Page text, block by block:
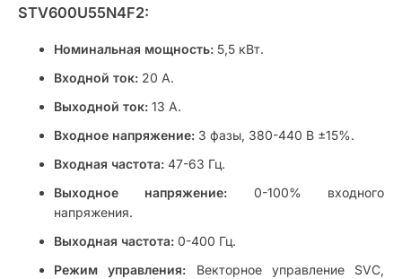
STV600U55N4F2:
Номинальная мощность: 5,5 кВт.
Входной ток: 20 А.
Выходной ток: 13 А.
Входное напряжение: 3 фазы, 380-440 В ±15%.
Входная частота: 47-63 Гц.
Выходное напряжение: 0-100% входного
напряжения.
Выходная частота: 0-400 Гц.
Режим управления: Векторное управление SVC,